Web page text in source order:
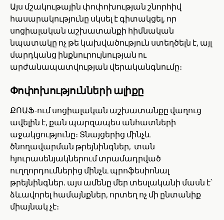
Այս մշակութային փոփոխության շնորհիվ
հասարակությունը սկսել է գիտակցել, որ
սոցիալական աշխատանքի հիմնական
նպատակը ոչ թե կախվածություն ստեղծելն է, այլ
մարդկանց ինքնուրույնության ու
արժանապատվության վերականգնումը։
Փոփոխությունների ալիքը
ՔՈԱՖ-ում սոցիալական աշխատանքը վաղուց
ավելին է, քան պարզապես անհատների
աջակցությունը։ Տնայցերից մինչև
ծնողավարման թրեյնինգներ, տան
հյուրասենյակներում տրամադրված
ուղղորդումներից մինչև պրոֆեսիոնալ
թրեյնինգներ. այս ամենը մեր տեսլականի մասն է՝
ձևավորել համայնքներ, որտեղ ոչ մի ընտանիք
միայնակ չէ։